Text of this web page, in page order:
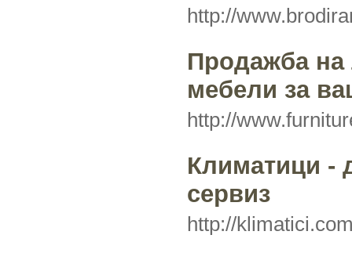
http://
Продажба на
мебели за
http://
Климатици -
сервиз
http://